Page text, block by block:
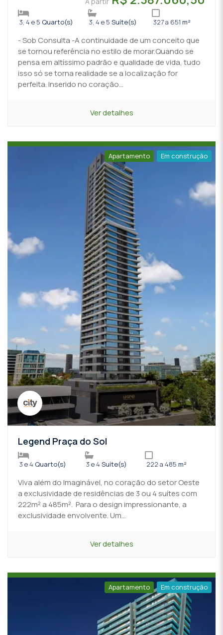
3, 4 e 5 Quarto(s) 3, 4 e 5 Suíte(s) 327 a 651 m²
- Sob Consulta -A continuidade de um conceito que
se tornou referência no estilo de morar.Quando se
pensa em altíssimo padrão e qualidade de vida, tudo
isso só se torna realidade se a localização for
perfeita. Inserido no coração...
Ver detalhes
Apartamento Em construção
Legend Praça do Sol
3 e 4 Quarto(s) 3 e 4 Suíte(s) 222 a 485 m²
Viva além do Imaginável, no coração do setor Oeste
a exclusividade de residências de 3 ou 4 suítes com
222m² a 485m². Para o design impressionante, a
exclusividade envolvente. Um...
Ver detalhes
Apartamento Em construção